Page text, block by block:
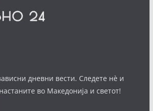
дневни вести. Следете нè и
во Македонија и светот!